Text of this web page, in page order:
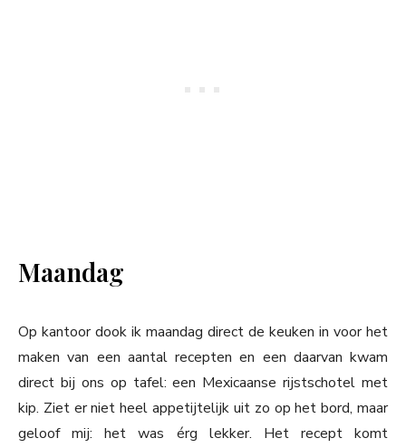
Maandag
Op kantoor dook ik maandag direct de keuken in voor het
maken van een aantal recepten en een daarvan kwam
direct bij ons op tafel: een Mexicaanse rijstschotel met
kip. Ziet er niet heel appetijtelijk uit zo op het bord, maar
geloof mij: het was érg lekker. Het recept komt